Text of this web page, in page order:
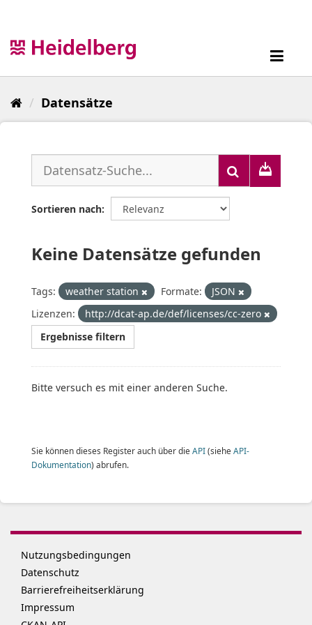
Datensätze
Sortieren nach
Keine Datensätze gefunden
Tags: weather station Formate:
JSON
Lizenzen:
http://dcat-ap.de/def/licenses/cc-zero
Ergebnisse filtern
Bitte versuch es mit einer anderen Suche.
Sie können dieses Register auch über die API(siehe API-
Dokumentation) abrufen.
Nutzungsbedingungen
Datenschutz
Barrierefreiheitserklärung
Impressum